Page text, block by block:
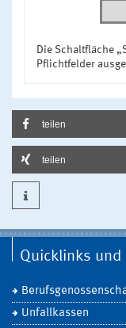
Die Schaltfläche
Pflichtfelder
teilen
teilen
Quicklinks und
Unfallkassen